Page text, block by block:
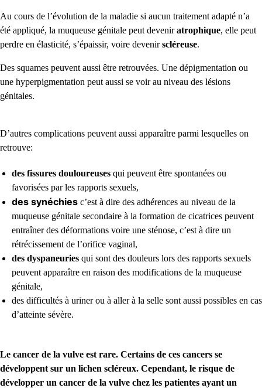
Au cours de l’évolution de la maladie si aucun traitement adapté n’a
été appliqué, la muqueuse génitale peut deveniratrophique, elle peut
perdre en élasticité, s’épaissir, voire devenirscléreuse.
Des squames peuvent aussi être retrouvées. Une dépigmentation ou
une hyperpigmentation peut aussi se voir au niveau des lésions
génitales.
D’autres complications peuvent aussi apparaître parmi lesquelles on
retrouve:
des fissures douloureuses qui peuvent être spontanées ou
favorisées par les rapports sexuels,
des synéchies c’est à dire des adhérences au niveau de la
muqueuse génitale secondaire à la formation de cicatrices peuvent
entraîner des déformations voire une sténose, c’est à dire un
rétrécissement de l’orifice vaginal,
des dyspaneuries qui sont des douleurs lors des rapports sexuels
peuvent apparaître en raison des modifications de la muqueuse
génitale,
des difficultés à uriner ou à aller à la selle sont aussi possibles en cas
d’atteinte sévère.
Le cancer de la vulve est rare. Certains de ces cancers se
développent sur un lichen scléreux. Cependant, le risque de
développer un cancer de la vulve chez les patientes ayant un